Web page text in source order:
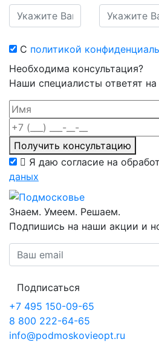
С политикой
Необходима консультация?
Наши специалисты ответят
Получить консультацию
Я даю согласие на
даных
Знаем. Умеем. Решаем.
Подпишись на наши акции и
Подписаться
+7 495 150-09-65
8 800 222-64-65
info@podmoskovieopt.ru